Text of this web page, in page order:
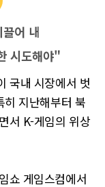
어 내
시도해야"
국내 시장에서 벗
히 지난해부터 북
서 K-게임의 위상
쇼 게임스컴에서